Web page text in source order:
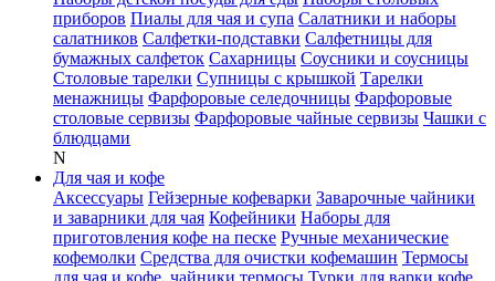
приборов Пиалы для чая и супа Салатники и наборы
салатников Салфетки-подставки Салфетницы для
бумажных салфеток Сахарницы Соусники и соусницы
Столовые тарелки Супницы с крышкой Тарелки
менажницы Фарфоровые селедочницы Фарфоровые
столовые сервизы Фарфоровые чайные сервизы Чашки с
блюдцами
N
Для чая и кофе
Аксессуары Гейзерные кофеварки Заварочные чайники
и заварники для чая Кофейники Наборы для
приготовления кофе на песке Ручные механические
кофемолки Средства для очистки кофемашин Термосы
для чая и кофе, чайники термосы Турки для варки кофе